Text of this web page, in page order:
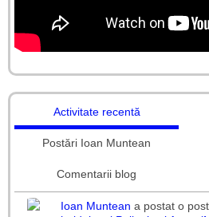
Activitate recentă
Postări Ioan Muntean
Comentarii blog
Ioan Muntean a postat o